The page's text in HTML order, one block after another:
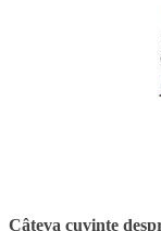
Câteva cuvinte